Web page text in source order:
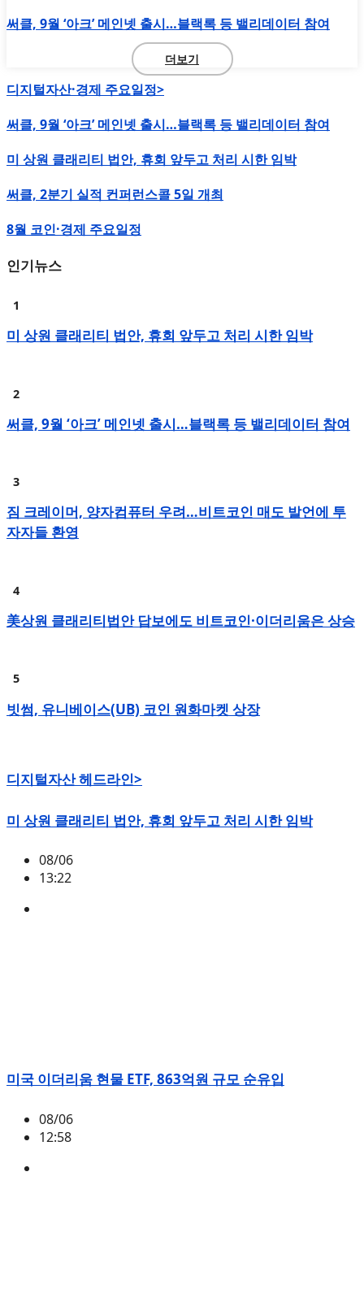
써클, 9월 ‘아크’ 메인넷 출시…블랙록 등 밸리데이터 참여
더보기
디지털자산·경제 주요일정>
써클, 9월 ‘아크’ 메인넷 출시…블랙록 등 밸리데이터 참여
미 상원 클래리티 법안, 휴회 앞두고 처리 시한 임박
써클, 2분기 실적 컨퍼런스콜 5일 개최
8월 코인·경제 주요일정
인기뉴스
미 상원 클래리티 법안, 휴회 앞두고 처리 시한 임박
써클, 9월 ‘아크’ 메인넷 출시…블랙록 등 밸리데이터 참여
짐 크레이머, 양자컴퓨터 우려…비트코인 매도 발언에 투
자자들 환영
美상원 클래리티법안 답보에도 비트코인·이더리움은 상승
빗썸, 유니베이스(UB) 코인 원화마켓 상장
디지털자산 헤드라인>
미 상원 클래리티 법안, 휴회 앞두고 처리 시한 임박
08/06
13:22
미국 이더리움 현물 ETF, 863억원 규모 순유입
08/06
12:58